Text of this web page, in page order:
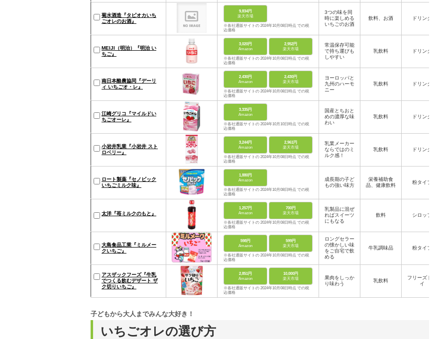
菊水酒造『タピオカいち
ごオレのお酒』
9,834円
楽天市場
※各社通販サイトの 2024年10月08日時点 での税
込価格
3つの味を同
時に楽しめる
いちごのお酒
飲料、お酒 ドリンク
MEIJI（明治）『明治 い
ちご』
3,020円
Amazon
2,952円
楽天市場
※各社通販サイトの 2024年10月08日時点 での税
込価格
常温保存可能
で持ち運びも
しやすい
乳飲料 ドリンク
南日本酪農協同『デーリ
ィ いちごオ・レ』
2,430円
Amazon
2,430円
楽天市場
※各社通販サイトの 2024年10月08日時点 での税
込価格
ヨーロッパと
九州のハーモ
ニー
乳飲料 ドリンク
江崎グリコ『マイルドい
ちごオーレ』
3,335円
Amazon
※各社通販サイトの 2024年10月10日時点 での税
込価格
国産とちおと
めの濃厚な味
わい
乳飲料 ドリンク
小岩井乳業『小岩井 スト
ロベリー』
3,244円
Amazon
2,961円
楽天市場
※各社通販サイトの 2024年10月08日時点 での税
込価格
乳業メーカー
ならではのミ
ルク感！
乳飲料 ドリンク
ロート製薬『セノビック
いちごミルク味』
1,880円
Amazon
※各社通販サイトの 2024年10月08日時点 での税
込価格
成長期の子ど
もの強い味方
栄養補助食
品、健康飲料
粉タイプ
太洋『苺ミルクのもと』
1,257円
Amazon
700円
楽天市場
※各社通販サイトの 2024年10月08日時点 での税
込価格
乳製品に混ぜ
ればスイーツ
にもなる
飲料 シロップ
大島食品工業『ミルメー
クいちご』
598円
Amazon
599円
楽天市場
※各社通販サイトの 2024年10月08日時点 での税
込価格
ロングセラー
の懐かしい味
をご自宅で飲
める
牛乳調味品 粉タイプ
アスザックフーズ『牛乳
でつくる飲むデザート ザ
ク切りいちご』
2,851円
Amazon
10,000円
楽天市場
※各社通販サイトの 2024年10月08日時点 での税
込価格
果肉をしっか
り味わう
乳飲料
フリーズドラ
イ
いちごオレの選び方
子どもから大人までみんな大好き！